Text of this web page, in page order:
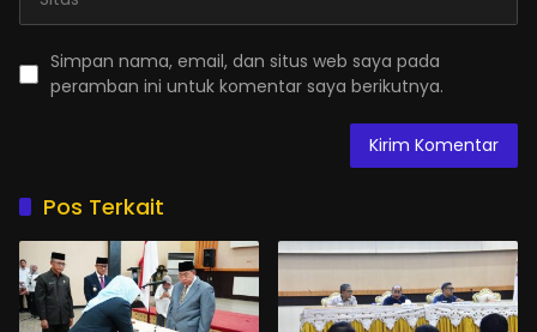
Simpan nama, email, dan situs web saya pada
peramban ini untuk komentar saya berikutnya.
Pos Terkait